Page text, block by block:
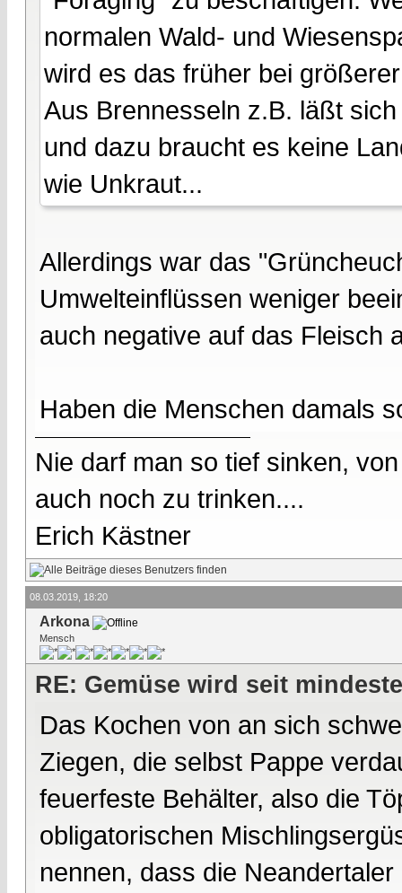
normalen Wald- und
wird es das früher bei
Aus Brennesseln z.B. läßt
und dazu braucht es keine
wie Unkraut...
Allerdings war das
Umwelteinflüssen weniger
auch negative auf das Fleisch
Haben die Menschen damals
Nie darf man so tief sinken,
auch noch zu trinken....
Erich Kästner
08.03.2019, 18:20
Arkona
Mensch
RE: Gemüse wird seit
Das Kochen von an sich
Ziegen, die selbst Pappe
feuerfeste Behälter, also die
obligatorischen
nennen, dass die